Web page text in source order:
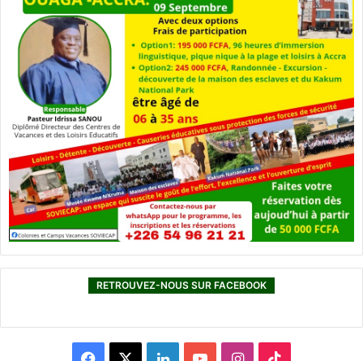
RETROUVEZ-NOUS SUR FACEBOOK